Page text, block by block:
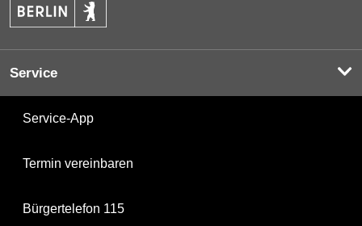
Service
Service-App
Termin vereinbaren
Bürgertelefon 115